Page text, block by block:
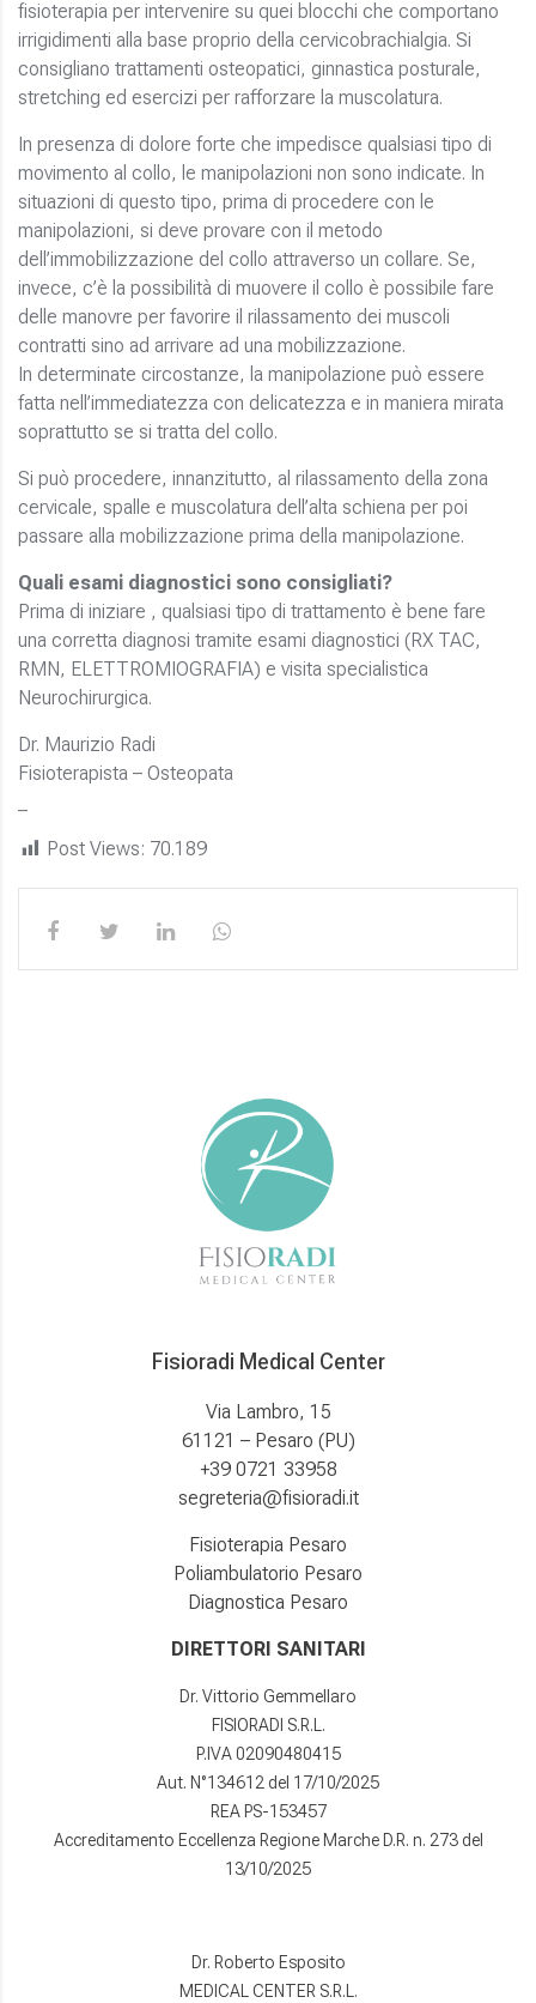
fisioterapia per intervenire su quei blocchi che comportano
irrigidimenti alla base proprio della cervicobrachialgia. Si
consigliano trattamenti osteopatici, ginnastica posturale,
stretching ed esercizi per rafforzare la muscolatura.
In presenza di dolore forte che impedisce qualsiasi tipo di
movimento al collo, le manipolazioni non sono indicate. In
situazioni di questo tipo, prima di procedere con le
manipolazioni, si deve provare con il metodo
dell’immobilizzazione del collo attraverso un collare. Se,
invece, c’è la possibilità di muovere il collo è possibile fare
delle manovre per favorire il rilassamento dei muscoli
contratti sino ad arrivare ad una mobilizzazione.
In determinate circostanze, la manipolazione può essere
fatta nell’immediatezza con delicatezza e in maniera mirata
soprattutto se si tratta del collo.
Si può procedere, innanzitutto, al rilassamento della zona
cervicale, spalle e muscolatura dell’alta schiena per poi
passare alla mobilizzazione prima della manipolazione.
Quali esami diagnostici sono consigliati?
Prima di iniziare , qualsiasi tipo di trattamento è bene fare
una corretta diagnosi tramite esami diagnostici (RX TAC,
RMN, ELETTROMIOGRAFIA) e visita specialistica
Neurochirurgica.
Dr. Maurizio Radi
Fisioterapista – Osteopata
Post Views: 70.189
Fisioradi Medical Center
Via Lambro, 15
61121 – Pesaro (PU)
+39 0721 33958
segreteria@fisioradi.it
Fisioterapia Pesaro
Poliambulatorio Pesaro
Diagnostica Pesaro
DIRETTORI SANITARI
Dr. Vittorio Gemmellaro
FISIORADI S.R.L.
P.IVA 02090480415
Aut. N°134612 del 17/10/2025
REA PS-153457
Accreditamento Eccellenza Regione Marche D.R. n. 273 del
13/10/2025
Dr. Roberto Esposito
MEDICAL CENTER S.R.L.